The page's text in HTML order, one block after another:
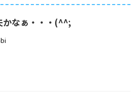
かなぁ・・・(^^;